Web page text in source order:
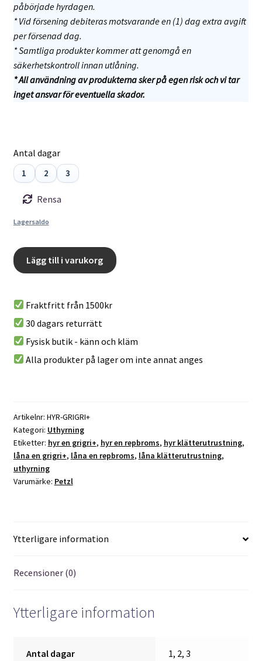
påbörjade hyrdagen.
* Vid försening debiteras motsvarande en (1) dag extra avgift
per försenad dag.
* Samtliga produkter kommer att genomgå en
säkerhetskontroll innan utlåning.
*All användning av produkterna sker på egen risk och vi tar
inget ansvar för eventuella skador.
Antal dagar
1 2 3
Rensa
Lagersaldo
Hyr
en
mängd
Lägg till i varukorg
t
e
r
n
v
e
:
Fraktfritt från 1500kr
30 dagars returrätt
Fysisk butik - känn och kläm
Alla produkter på lager om inte annat anges
Artikelnr: HYR-GRIGRI+
Kategori: Uthyrning
Etiketter: hyr en grigri+, hyr en repbroms, hyr klätterutrustning,
låna en grigri+, låna en repbroms, låna klätterutrustning,
uthyrning
Varumärke: Petzl
Ytterligare information
Recensioner (0)
Ytterligare information
Antal dagar 1, 2, 3